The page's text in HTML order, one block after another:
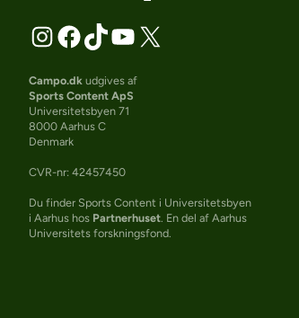
Campo.dk udgives af
Sports Content ApS
Universitetsbyen 71
8000 Aarhus C
Denmark
CVR-nr: 42457450
Du finder Sports Content i Universitetsbyen
i Aarhus hos Partnerhuset . En del af Aarhus
Universitets forskningsfond.